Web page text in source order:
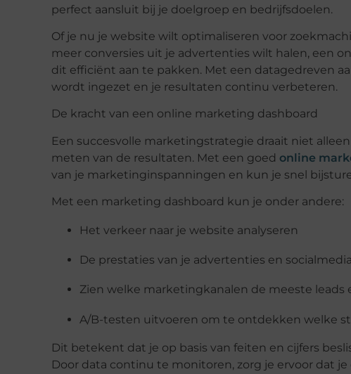
perfect aansluit bij je doelgroep en bedrijfsdoelen.
Of je nu je website wilt optimaliseren voor
meer conversies uit je advertenties wilt halen, een
dit efficiënt aan te pakken. Met een datagedreven
wordt ingezet en je resultaten continu verbeteren.
De kracht van een online marketing dashboard
Een succesvolle marketingstrategie draait niet
meten van de resultaten. Met een goed online
van je marketinginspanningen en kun je snel
Met een marketing dashboard kun je onder andere:
Het verkeer naar je website analyseren
De prestaties van je advertenties en social
Zien welke marketingkanalen de meeste leads
A/B-testen uitvoeren om te ontdekken welke
Dit betekent dat je op basis van feiten en cijfers
Door data continu te monitoren, zorg je ervoor dat